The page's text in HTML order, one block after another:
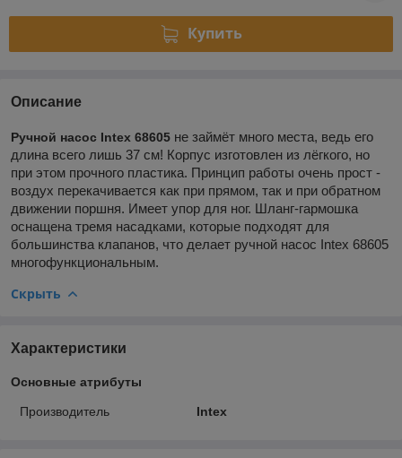
Купить
Описание
Ручной насос Intex 68605 не займёт много места, ведь его
длина всего лишь 37 см! Корпус изготовлен из лёгкого, но
при этом прочного пластика. Принцип работы очень прост -
воздух перекачивается как при прямом, так и при обратном
движении поршня. Имеет упор для ног. Шланг-гармошка
оснащена тремя насадками, которые подходят для
большинства клапанов, что делает ручной насос Intex 68605
многофункциональным.
Скрыть
Характеристики
Основные атрибуты
Производитель Intex